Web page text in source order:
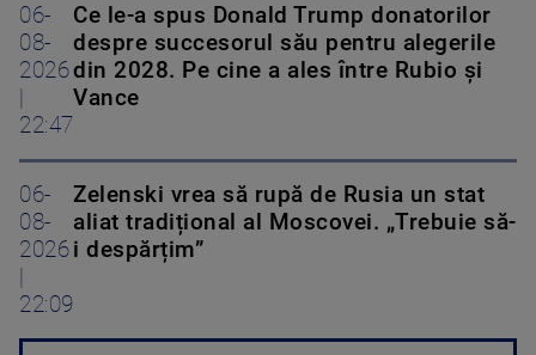
06-
08-
2026
|
22:47
Ce le-a spus Donald Trump donatorilor
despre succesorul său pentru alegerile
din 2028. Pe cine a ales între Rubio și
Vance
06-
08-
2026
|
22:09
Zelenski vrea să rupă de Rusia un stat
aliat tradițional al Moscovei. „Trebuie să-
i despărțim”